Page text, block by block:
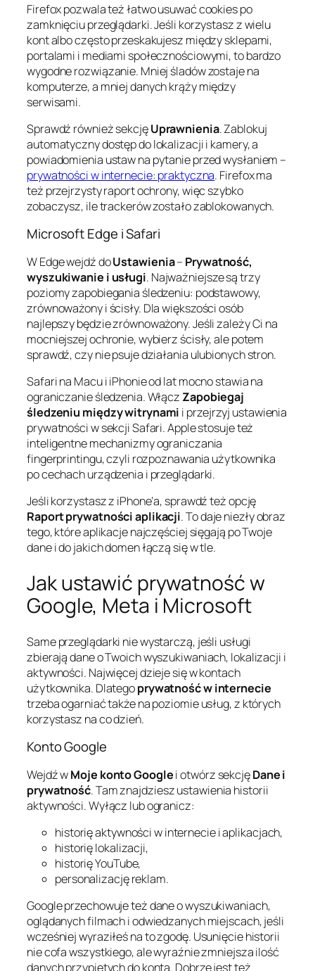
Firefox pozwala też łatwo usuwać cookies po
zamknięciu przeglądarki. Jeśli korzystasz z wielu
kont albo często przeskakujesz między sklepami,
portalami i mediami społecznościowymi, to bardzo
wygodne rozwiązanie. Mniej śladów zostaje na
komputerze, a mniej danych krąży między
serwisami.
Sprawdź również sekcjęUprawnienia. Zablokuj
automatyczny dostęp do lokalizacji i kamery, a
powiadomienia ustaw na pytanie przed wysłaniem –
prywatności w internecie: praktyczna. Firefox ma
też przejrzysty raport ochrony, więc szybko
zobaczysz, ile trackerów zostało zablokowanych.
Microsoft Edge i Safari
W Edge wejdź doUstawienia– Prywatność,
wyszukiwanie i usługi. Najważniejsze są trzy
poziomy zapobiegania śledzeniu: podstawowy,
zrównoważony i ścisły. Dla większości osób
najlepszy będzie zrównoważony. Jeśli zależy Ci na
mocniejszej ochronie, wybierz ścisły, ale potem
sprawdź, czy nie psuje działania ulubionych stron.
Safari na Macu i iPhonie od lat mocno stawia na
ograniczanie śledzenia. Włącz Zapobiegaj
śledzeniu między witrynami i przejrzyj ustawienia
prywatności w sekcji Safari. Apple stosuje też
inteligentne mechanizmy ograniczania
fingerprintingu, czyli rozpoznawania użytkownika
po cechach urządzenia i przeglądarki.
Jeśli korzystasz z iPhone’a, sprawdź też opcję
Raport prywatności aplikacji. To daje niezły obraz
tego, które aplikacje najczęściej sięgają po Twoje
dane i do jakich domen łączą się w tle.
Jak ustawić prywatność w
Google, Meta i Microsoft
Same przeglądarki nie wystarczą, jeśli usługi
zbierają dane o Twoich wyszukiwaniach, lokalizacji i
aktywności. Najwięcej dzieje się w kontach
użytkownika. Dlategoprywatność w internecie
trzeba ogarniać także na poziomie usług, z których
korzystasz na co dzień.
Konto Google
Wejdź wMoje konto Googlei otwórz sekcjęDane i
prywatność. Tam znajdziesz ustawienia historii
aktywności. Wyłącz lub ogranicz:
historię aktywności w internecie i aplikacjach,
historię lokalizacji,
historię YouTube,
personalizację reklam.
Google przechowuje też dane o wyszukiwaniach,
oglądanych filmach i odwiedzanych miejscach, jeśli
wcześniej wyraziłeś na to zgodę. Usunięcie historii
nie cofa wszystkiego, ale wyraźnie zmniejsza ilość
danych przypiętych do konta. Dobrze jest też